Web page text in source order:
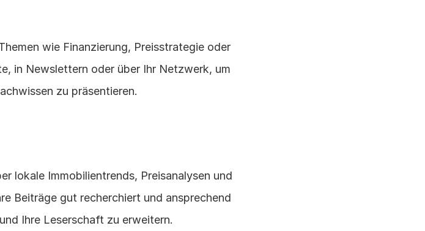
wie Finanzierung, Preisstrategie oder
in Newslettern oder über Ihr Netzwerk, um
zu präsentieren.
lokale Immobilientrends, Preisanalysen und
Beiträge gut recherchiert und ansprechend
Ihre Leserschaft zu erweitern.